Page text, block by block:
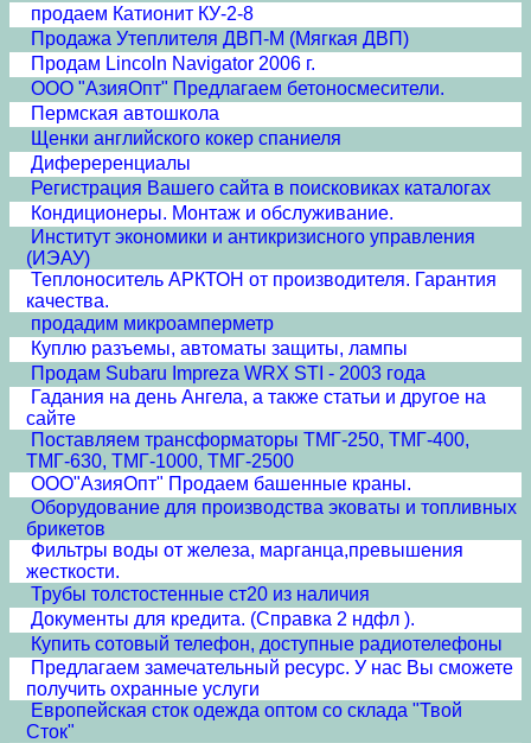
продаем Катионит КУ-2-8
Продажа Утеплителя ДВП-М (Мягкая ДВП)
Продам Lincoln Navigator 2006 г.
ООО "АзияОпт" Предлагаем бетоносмесители.
Пермская автошкола
Щенки английского кокер спаниеля
Дифереренциалы
Регистрация Вашего сайта в поисковиках каталогах
Кондиционеры. Монтаж и обслуживание.
Институт экономики и антикризисного управления
(ИЭАУ)
Теплоноситель АРКТОН от производителя. Гарантия
качества.
продадим микроамперметр
Куплю разъемы, автоматы защиты, лампы
Продам Subaru Impreza WRX STI - 2003 года
Гадания на день Ангела, а также статьи и другое на
сайте
Поставляем трансформаторы ТМГ-250, ТМГ-400,
ТМГ-630, ТМГ-1000, ТМГ-2500
ООО"АзияОпт" Продаем башенные краны.
Оборудование для производства эковаты и топливных
брикетов
Фильтры воды от железа, марганца,превышения
жесткости.
Трубы толстостенные ст20 из наличия
Документы для кредита. (Справка 2 ндфл ).
Купить сотовый телефон, доступные радиотелефоны
Предлагаем замечательный ресурс. У нас Вы сможете
получить охранные услуги
Европейская сток одежда оптом со склада "Твой
Сток"